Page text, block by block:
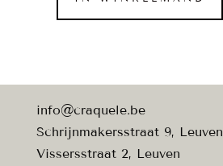
Abonnement
info@craquele.be
Schrijnmakersstraat 9, Leuven
Vissersstraat 2, Leuven